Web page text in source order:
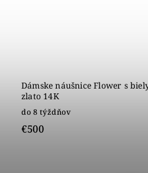
Dámske náušnice Flower s
zlato 14K
do 8 týždňov
€500